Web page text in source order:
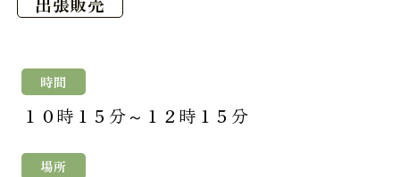
時間
１０時１５分～１２時１５分
場所